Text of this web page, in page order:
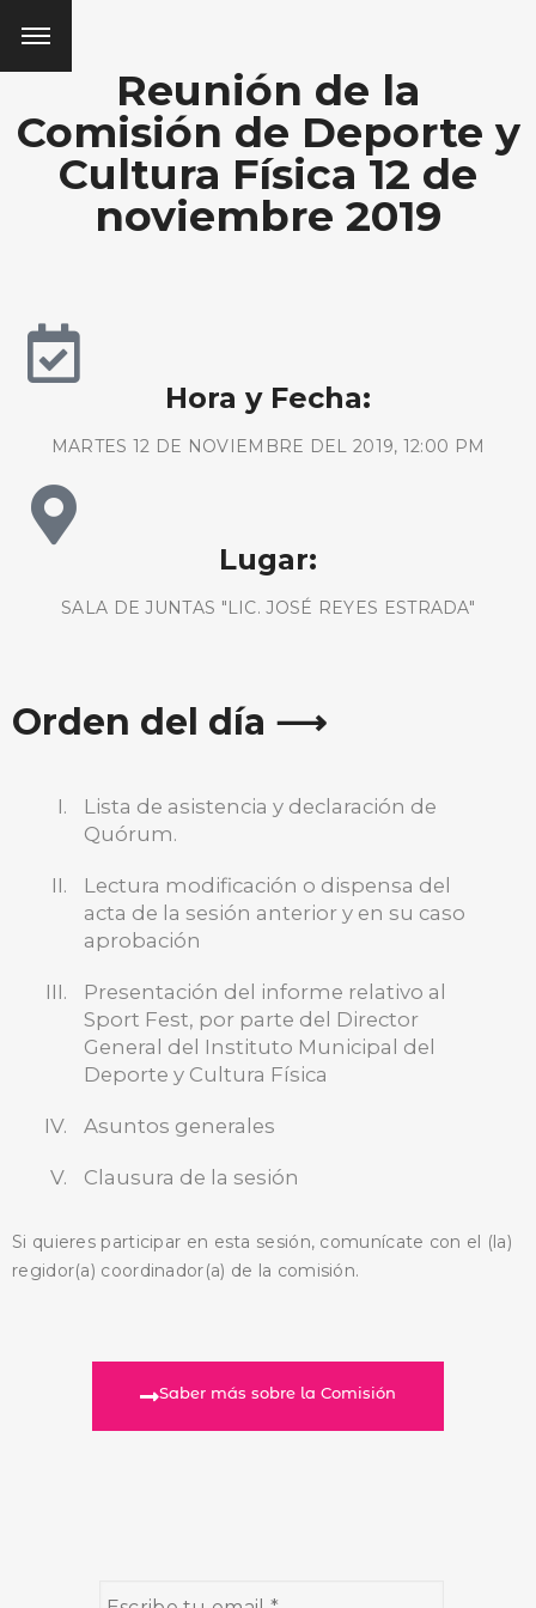
Reunión de la
Comisión de Deporte y
Cultura Física 12 de
noviembre 2019
Hora y Fecha:
MARTES 12 DE NOVIEMBRE DEL 2019, 12:00 PM
Lugar:
SALA DE JUNTAS "LIC. JOSÉ REYES ESTRADA"
Orden del día ⟶
Lista de asistencia y declaración de
Quórum.
Lectura modificación o dispensa del
acta de la sesión anterior y en su caso
aprobación
Presentación del informe relativo al
Sport Fest, por parte del Director
General del Instituto Municipal del
Deporte y Cultura Física
Asuntos generales
Clausura de la sesión
Si quieres participar en esta sesión, comunícate con el (la)
regidor(a) coordinador(a) de la comisión.
Saber más sobre la Comisión